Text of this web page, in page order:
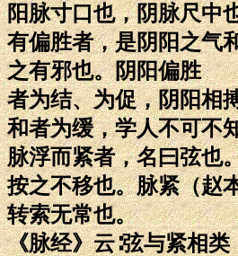
阳脉寸口也，阴脉尺中
有偏胜者，是阴阳之气
之有邪也。阴阳偏胜
者为结、为促，阴阳相
和者为缓，学人不可不
脉浮而紧者，名曰弦也
按之不移也。脉紧（赵
转索无常也。
《脉经》云∶弦与紧相